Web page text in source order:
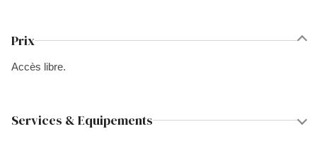
Prix
Accès libre.
Services & Equipements